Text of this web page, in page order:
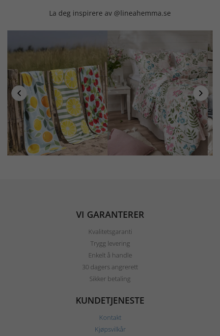
La deg inspirere av @lineahemma.se
VI GARANTERER
Kvalitetsgaranti
Trygg levering
Enkelt å handle
30 dagers angrerett
Sikker betaling
KUNDETJENESTE
Kontakt
Kjøpsvilkår